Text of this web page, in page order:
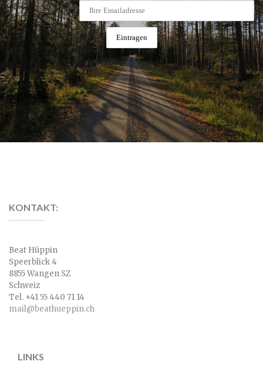
KONTAKT:
Beat Hüppin
Speerblick 4
8855 Wangen SZ
Schweiz
Tel. +41 55 440 71 14
mail@beathueppin.ch
LINKS